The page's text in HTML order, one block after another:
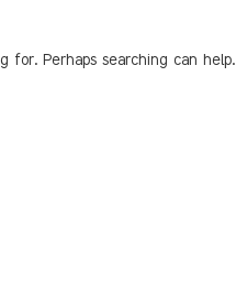
for. Perhaps searching can help.